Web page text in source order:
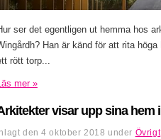
ser det egentligen ut hemma hos
Han är känd för att rita
rött torp...
mer »
visar upp sina hem
den4 oktober 2018 under Övrigt.